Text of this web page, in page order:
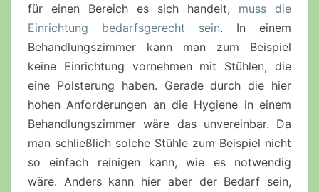
für einen Bereich es sich handelt, muss die
Einrichtung bedarfsgerecht sein. In einem
Behandlungszimmer kann man zum Beispiel
keine Einrichtung vornehmen mit Stühlen, die
eine Polsterung haben. Gerade durch die hier
hohen Anforderungen an die Hygiene in einem
Behandlungszimmer wäre das unvereinbar. Da
man schließlich solche Stühle zum Beispiel nicht
so einfach reinigen kann, wie es notwendig
wäre. Anders kann hier aber der Bedarf sein,